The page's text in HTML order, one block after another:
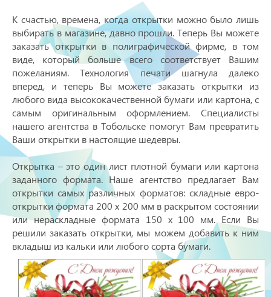
К счастью, времена, когда открытки можно было лишь
выбирать в магазине, давно прошли. Теперь Вы можете
заказать открытки в полиграфической фирме, в том
виде, который больше всего соответствует Вашим
пожеланиям. Технология печати шагнула далеко
вперед, и теперь Вы можете заказать открытки из
любого вида высококачественной бумаги или картона, с
самым оригинальным оформлением. Специалисты
нашего агентства в Тобольске помогут Вам превратить
Ваши открытки в настоящие шедевры.
Открытка – это один лист плотной бумаги или картона
заданного формата. Наше агентство предлагает Вам
открытки самых различных форматов: складные евро-
открытки формата 200 х 200 мм в раскрытом состоянии
или нераскладные формата 150 х 100 мм. Если Вы
решили заказать открытки, мы можем добавить к ним
вкладыш из кальки или любого сорта бумаги.